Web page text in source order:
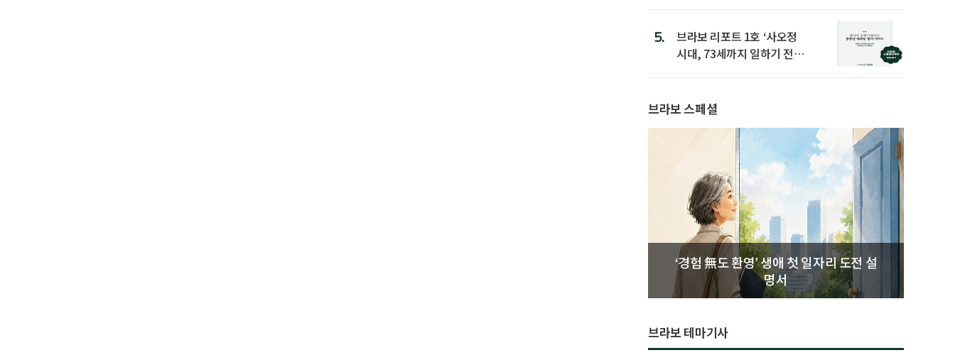
5.
브라보 리포트 1호 ‘사오정
시대, 73세까지 일하기 전략’
브라보 스페셜
‘경험 無도 환영’ 생애 첫 일자리 도전 설
명서
브라보 테마기사